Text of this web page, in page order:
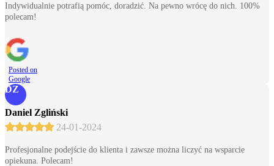
Indywidualnie potrafią pomóc, doradzić. Na pewno wrócę do nich. 100%
polecam!
Posted on
Google
DZ
Daniel Zgliński
24-01-2024
Profesjonalne podejście do klienta i zawsze można liczyć na wsparcie
opiekuna. Polecam!